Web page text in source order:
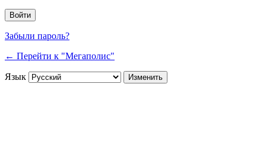
Забыли пароль?
← Перейти к "Мегаполис"
Язык